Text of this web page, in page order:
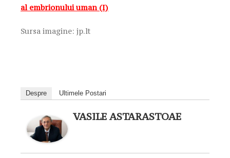
al embrionului uman (I)
Sursa imagine: jp.lt
Despre Ultimele Postari
VASILE ASTARASTOAE